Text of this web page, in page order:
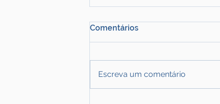
Comentários
Escreva um comentário